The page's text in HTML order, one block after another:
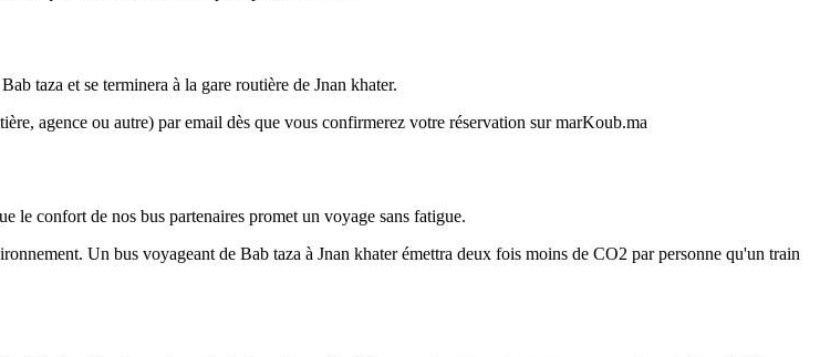
taza et se terminera à la gare routière de Jnan khater.
agence ou autre) par email dès que vous confirmerez votre réservation sur marKoub.ma
le confort de nos bus partenaires promet un voyage sans fatigue.
Un bus voyageant de Bab taza à Jnan khater émettra deux fois moins de CO2 par personne qu'un train